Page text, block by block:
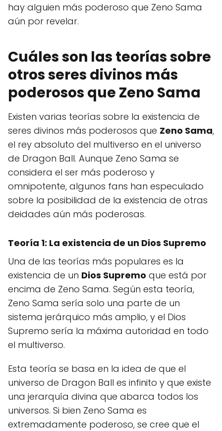
hay alguien más poderoso que Zeno Sama
aún por revelar.
Cuáles son las teorías sobre
otros seres divinos más
poderosos que Zeno Sama
Existen varias teorías sobre la existencia de
seres divinos más poderosos que Zeno Sama,
el rey absoluto del multiverso en el universo
de Dragon Ball. Aunque Zeno Sama se
considera el ser más poderoso y
omnipotente, algunos fans han especulado
sobre la posibilidad de la existencia de otras
deidades aún más poderosas.
Teoría 1: La existencia de un Dios Supremo
Una de las teorías más populares es la
existencia de un Dios Supremo que está por
encima de Zeno Sama. Según esta teoría,
Zeno Sama sería solo una parte de un
sistema jerárquico más amplio, y el Dios
Supremo sería la máxima autoridad en todo
el multiverso.
Esta teoría se basa en la idea de que el
universo de Dragon Ball es infinito y que existe
una jerarquía divina que abarca todos los
universos. Si bien Zeno Sama es
extremadamente poderoso, se cree que el